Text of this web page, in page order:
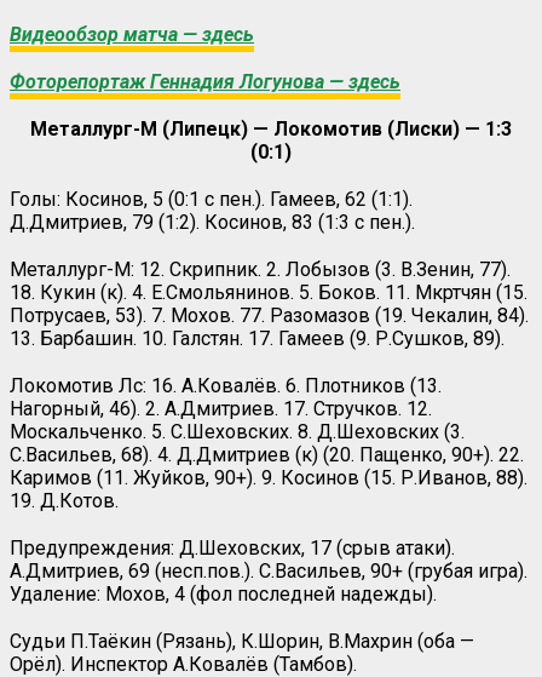
Видеообзор матча — здесь
Фоторепортаж Геннадия Логунова — здесь
Металлург-М (Липецк) — Локомотив (Лиски) — 1:3
(0:1)
Голы: Косинов, 5 (0:1 с пен.). Гамеев, 62 (1:1).
Д.Дмитриев, 79 (1:2). Косинов, 83 (1:3 с пен.).
Металлург-М: 12. Скрипник. 2. Лобызов (3. В.Зенин, 77).
18. Кукин (к). 4. Е.Смольянинов. 5. Боков. 11. Мкртчян (15.
Потрусаев, 53). 7. Мохов. 77. Разомазов (19. Чекалин, 84).
13. Барбашин. 10. Галстян. 17. Гамеев (9. Р.Сушков, 89).
Локомотив Лс: 16. А.Ковалёв. 6. Плотников (13.
Нагорный, 46). 2. А.Дмитриев. 17. Стручков. 12.
Москальченко. 5. С.Шеховских. 8. Д.Шеховских (3.
С.Васильев, 68). 4. Д.Дмитриев (к) (20. Пащенко, 90+). 22.
Каримов (11. Жуйков, 90+). 9. Косинов (15. Р.Иванов, 88).
19. Д.Котов.
Предупреждения: Д.Шеховских, 17 (срыв атаки).
А.Дмитриев, 69 (несп.пов.). С.Васильев, 90+ (грубая игра).
Удаление: Мохов, 4 (фол последней надежды).
Судьи П.Таёкин (Рязань), К.Шорин, В.Махрин (оба —
Орёл). Инспектор А.Ковалёв (Тамбов).